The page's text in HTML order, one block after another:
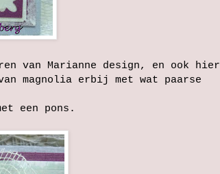
van Marianne design, en ook hier
magnolia erbij met wat paarse
een pons.